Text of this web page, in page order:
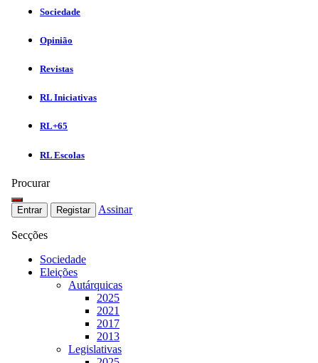
Sociedade
Opinião
Revistas
RL Iniciativas
RL+65
RL Escolas
Procurar
Entrar Registar Assinar
Secções
Sociedade
Eleições
Autárquicas
2025
2021
2017
2013
Legislativas